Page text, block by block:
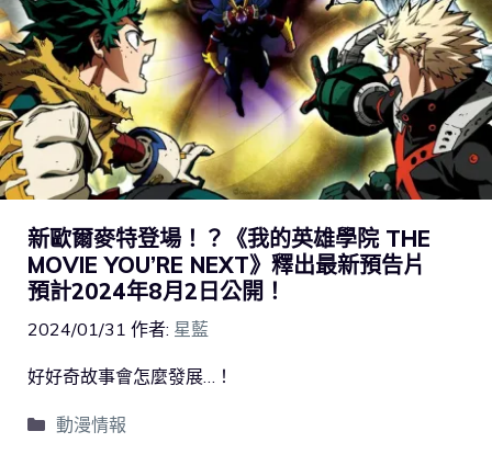
新歐爾麥特登場！？《我的英雄學院 THE
MOVIE YOU’RE NEXT》釋出最新預告片
預計2024年8月2日公開！
2024/01/31 作者: 星藍
好好奇故事會怎麼發展…！
動漫情報